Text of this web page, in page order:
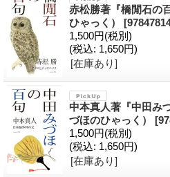
赤松勝著『橋閒石の
ひゃっく）
1,500円(税別)
(税込: 1,650円)
[在庫あり]
中本真人著『中田み
づほのひゃっく）
1,500円(税別)
(税込: 1,650円)
[在庫あり]